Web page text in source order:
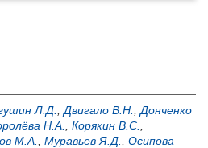
Л.Д. Двигало В.Н.
Донченко
Н.А. Корякин В.С.
М.А. Муравьев Я.Д.
Осипова